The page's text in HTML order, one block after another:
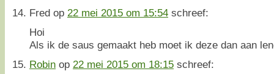
Fred op 22 mei 2015 om 15:54 schreef:
Hoi
Als ik de saus gemaakt heb moet ik deze dan aan
Robin op 22 mei 2015 om 18:15 schreef: